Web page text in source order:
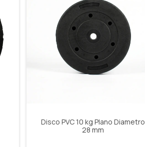
Disco PVC 10 kg Plano Diametro
28 mm